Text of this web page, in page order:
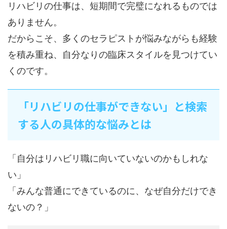
リハビリの仕事は、短期間で完璧になれるものでは
ありません。
だからこそ、多くのセラピストが悩みながらも経験
を積み重ね、自分なりの臨床スタイルを見つけてい
くのです。
「リハビリの仕事ができない」と検索
する人の具体的な悩みとは
「自分はリハビリ職に向いていないのかもしれな
い」
「みんな普通にできているのに、なぜ自分だけでき
ないの？」